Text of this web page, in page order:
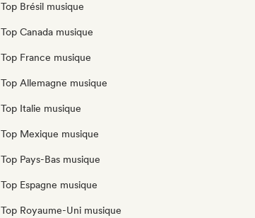
Top Brésil musique
Top Canada musique
Top France musique
Top Allemagne musique
Top Italie musique
Top Mexique musique
Top Pays-Bas musique
Top Espagne musique
Top Royaume-Uni musique